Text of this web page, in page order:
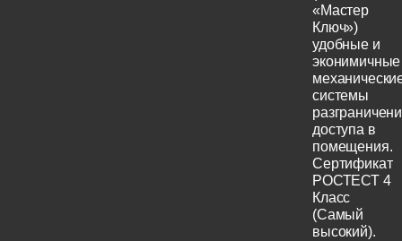
«Мастер
Ключ»)
удобные и
эконимичные
системы
доступа в
помещения.
Сертификат
РОСТЕСТ 4
Класс
(Самый
высокий).